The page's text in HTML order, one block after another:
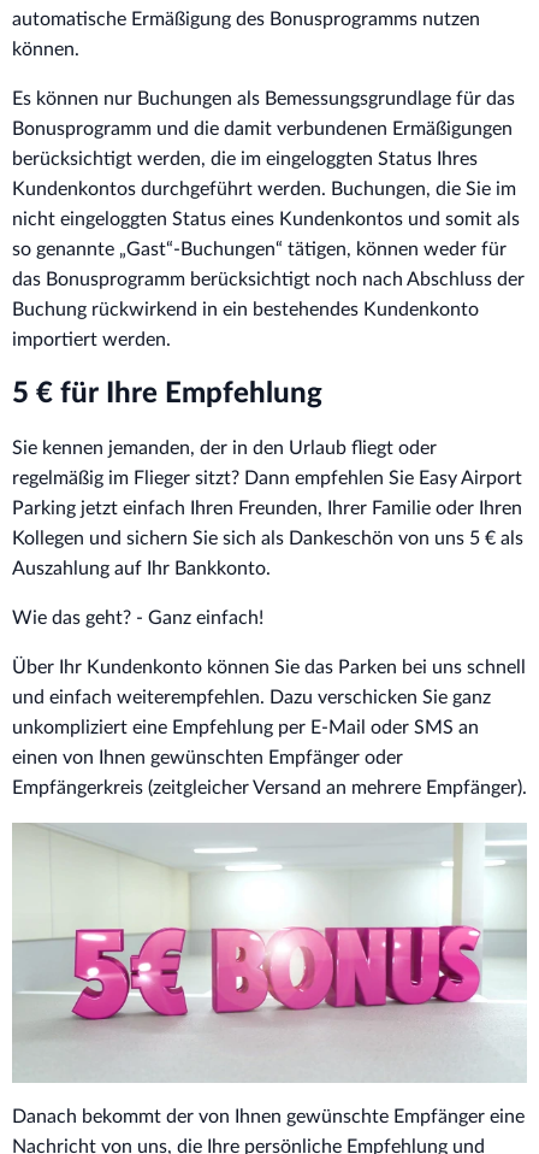
automatische Ermäßigung des Bonusprogramms nutzen
können.
Es können nur Buchungen als Bemessungsgrundlage für das
Bonusprogramm und die damit verbundenen Ermäßigungen
berücksichtigt werden, die im eingeloggten Status Ihres
Kundenkontos durchgeführt werden. Buchungen, die Sie im
nicht eingeloggten Status eines Kundenkontos und somit als
so genannte „Gast“-Buchungen“ tätigen, können weder für
das Bonusprogramm berücksichtigt noch nach Abschluss der
Buchung rückwirkend in ein bestehendes Kundenkonto
importiert werden.
5 € für Ihre Empfehlung
Sie kennen jemanden, der in den Urlaub fliegt oder
regelmäßig im Flieger sitzt? Dann empfehlen Sie Easy Airport
Parking jetzt einfach Ihren Freunden, Ihrer Familie oder Ihren
Kollegen und sichern Sie sich als Dankeschön von uns 5 € als
Auszahlung auf Ihr Bankkonto.
Wie das geht? - Ganz einfach!
Über Ihr Kundenkonto können Sie das Parken bei uns schnell
und einfach weiterempfehlen. Dazu verschicken Sie ganz
unkompliziert eine Empfehlung per E-Mail oder SMS an
einen von Ihnen gewünschten Empfänger oder
Empfängerkreis (zeitgleicher Versand an mehrere Empfänger).
Danach bekommt der von Ihnen gewünschte Empfänger eine
Nachricht von uns, die Ihre persönliche Empfehlung und